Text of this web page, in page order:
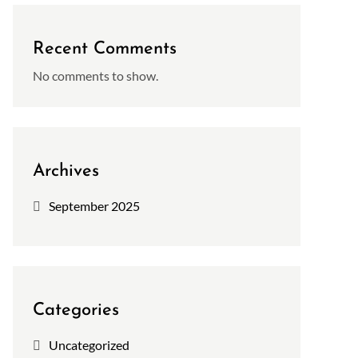
Recent Comments
No comments to show.
Archives
September 2025
Categories
Uncategorized